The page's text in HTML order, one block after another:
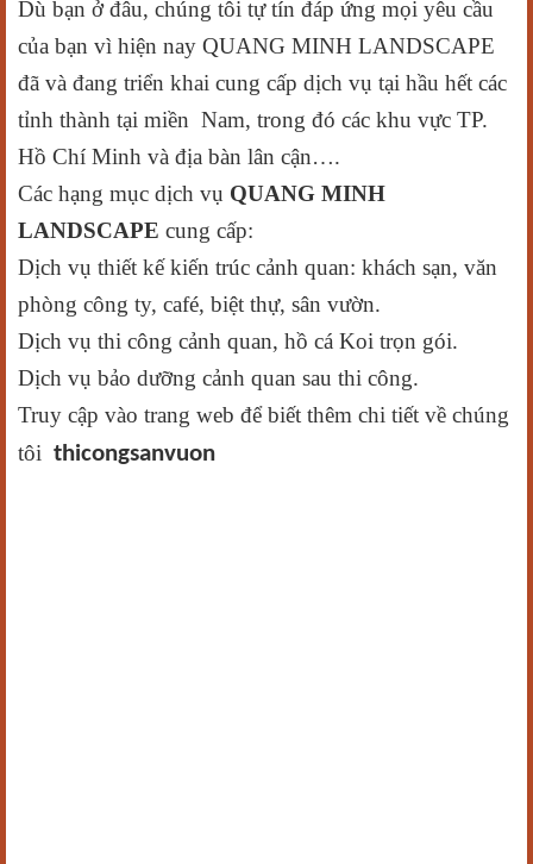
Dù bạn ở đâu, chúng tôi tự tín đáp ứng mọi yêu cầu
của bạn vì hiện nay QUANG MINH LANDSCAPE
đã và đang triển khai cung cấp dịch vụ tại hầu hết các
tỉnh thành tại miền Nam, trong đó các khu vực TP.
Hồ Chí Minh và địa bàn lân cận….
Các hạng mục dịch vụ QUANG MINH
LANDSCAPE cung cấp:
Dịch vụ thiết kế kiến trúc cảnh quan: khách sạn, văn
phòng công ty, café, biệt thự, sân vườn.
Dịch vụ thi công cảnh quan, hồ cá Koi trọn gói.
Dịch vụ bảo dưỡng cảnh quan sau thi công.
Truy cập vào trang web để biết thêm chi tiết về chúng
tôi thicongsanvuon